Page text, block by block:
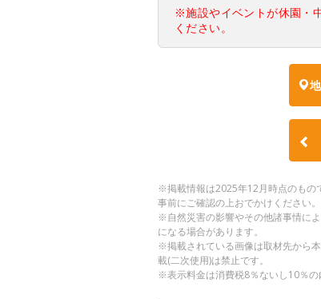
※施設やイベントが休園・
ください。
※掲載情報は2025年12月時点のもの
事前にご確認の上おでかけください。
※自然災害の影響やその他諸事情に
になる場合があります。
※掲載されている画像は取材先から
載(二次使用)は禁止です。
※表示料金は消費税8％ないし10％の